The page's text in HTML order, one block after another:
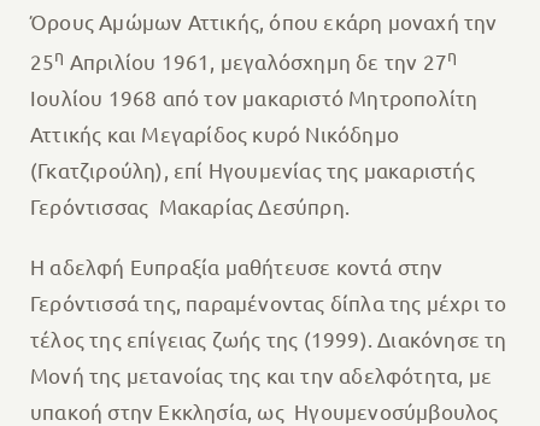
Όρους Αμώμων Αττικής, όπου εκάρη μοναχή την
25η Απριλίου 1961, μεγαλόσχημη δε την 27η
Ιουλίου 1968 από τον μακαριστό Μητροπολίτη
Αττικής και Μεγαρίδος κυρό Νικόδημο
(Γκατζιρούλη), επί Ηγουμενίας της μακαριστής
Γερόντισσας Μακαρίας Δεσύπρη.
Η αδελφή Ευπραξία μαθήτευσε κοντά στην
Γερόντισσά της, παραμένοντας δίπλα της μέχρι το
τέλος της επίγειας ζωής της (1999). Διακόνησε τη
Μονή της μετανοίας της και την αδελφότητα, με
υπακοή στην Εκκλησία, ως Ηγουμενοσύμβουλος